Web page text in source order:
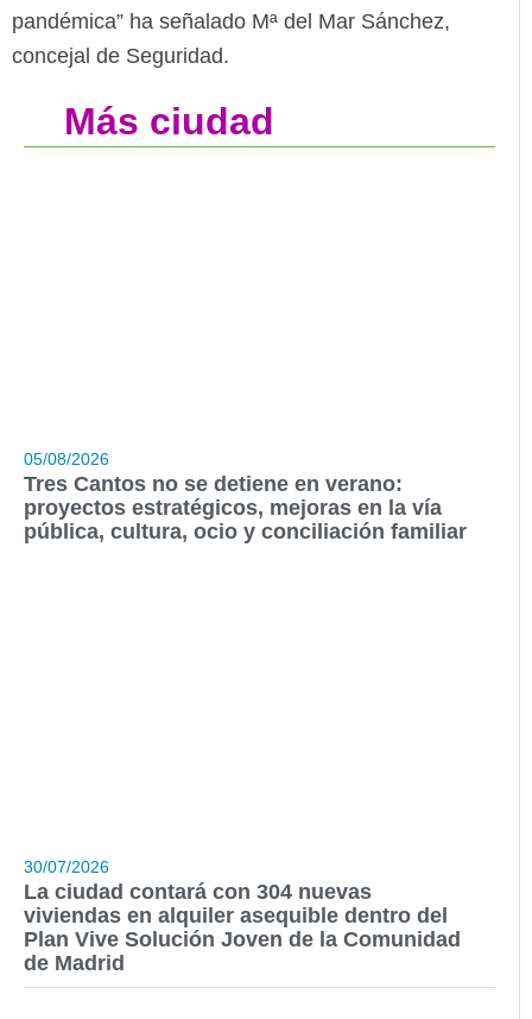
pandémica” ha señalado Mª del Mar Sánchez,
concejal de Seguridad.
Más ciudad
05/08/2026
Tres Cantos no se detiene en verano:
proyectos estratégicos, mejoras en la vía
pública, cultura, ocio y conciliación familiar
30/07/2026
La ciudad contará con 304 nuevas
viviendas en alquiler asequible dentro del
Plan Vive Solución Joven de la Comunidad
de Madrid